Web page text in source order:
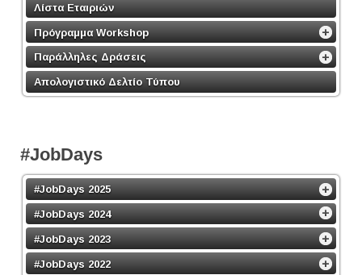
Λίστα Εταιριών
Πρόγραμμα Workshop
Παράλληλες Δράσεις
Απολογιστικό Δελτίο Τύπου
#JobDays
#JobDays 2025
#JobDays 2024
#JobDays 2023
#JobDays 2022